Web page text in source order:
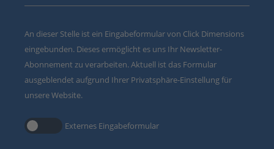
An dieser Stelle ist ein Eingabeformular von Click Dimensions
eingebunden. Dieses ermöglicht es uns Ihr Newsletter-
Abonnement zu verarbeiten. Aktuell ist das Formular
ausgeblendet aufgrund Ihrer Privatsphäre-Einstellung für
unsere Website.
Externes Eingabeformular